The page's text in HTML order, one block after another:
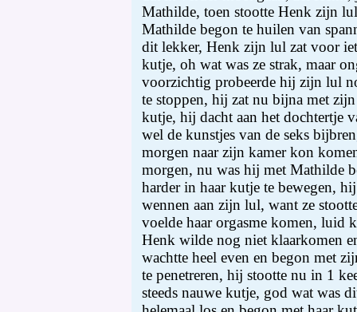
Mathilde, toen stootte Henk zijn
Mathilde begon te huilen van
dit lekker, Henk zijn lul zat voor
kutje, oh wat was ze strak, maar
voorzichtig probeerde hij zijn lul
te stoppen, hij zat nu bijna met
kutje, hij dacht aan het dochtertje
wel de kunstjes van de seks
morgen naar zijn kamer kon
morgen, nu was hij met Mathilde
harder in haar kutje te bewegen,
wennen aan zijn lul, want ze
voelde haar orgasme komen, luid
Henk wilde nog niet klaarkomen
wachtte heel even en begon met
te penetreren, hij stootte nu in 1
steeds nauwe kutje, god wat was